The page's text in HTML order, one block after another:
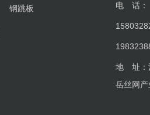
钢跳板 电 话：
地 址：
岳丝网